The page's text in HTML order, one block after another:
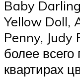
Baby
Yellow Doll,
Penny, Judy
более
квартирах